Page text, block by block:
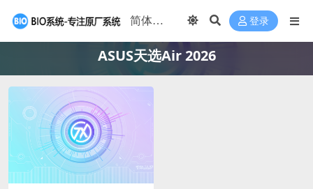
登录
ASUS天选Air 2026